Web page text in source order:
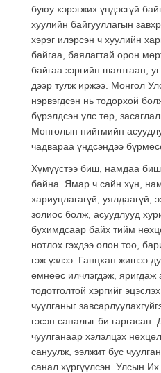
буюу хэрэгжих үндэсгүй
хуулийн байгууллагын
хэрэг илэрсэн ч хуулийн
байгаа, баялагтай орон
байгаа зэргийн шалтгаан,
дээр тулж иржээ. Монгол
нэрвэгдсэн нь тодорхой
бүрэлдсэн улс төр,
Монголын нийгмийн
чадвараа үндсэндээ
Хүмүүстээ биш, намдаа биш
байна. Ямар ч сайн хүн,
хариуцлагагүй, уялдаагүй,
золиос болж, асуудлууд
бухимдсаар байх тийм
нотлох гэхдээ олон тоо,
гэж үзлээ. Ганцхан жишээ
өмнөөс илчлэгдэж, яригдаж
тодотголтой хэргийг
чуулганыг
гэсэн саналыг би гаргасан.
чуулганаар хэлэлцэх
сануулж, ээлжит бус
санал хүргүүлсэн. Улсын